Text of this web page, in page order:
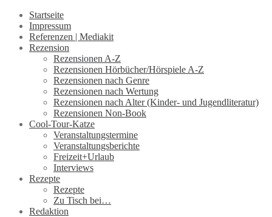
Startseite
Impressum
Referenzen | Mediakit
Rezension
Rezensionen A-Z
Rezensionen Hörbücher/Hörspiele A-Z
Rezensionen nach Genre
Rezensionen nach Wertung
Rezensionen nach Alter (Kinder- und Jugendliteratur)
Rezensionen Non-Book
Cool-Tour-Katze
Veranstaltungstermine
Veranstaltungsberichte
Freizeit+Urlaub
Interviews
Rezepte
Rezepte
Zu Tisch bei…
Redaktion